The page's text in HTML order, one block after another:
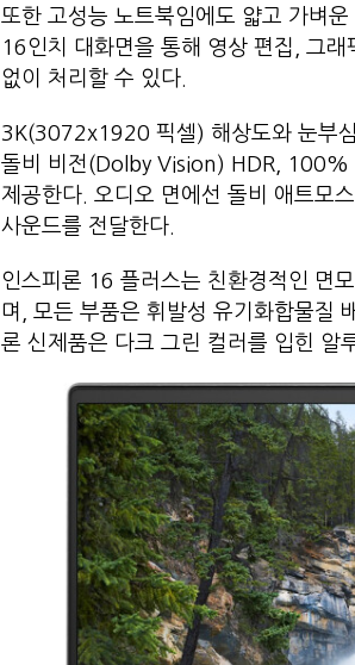
또한 고성능 노트북임에도 얇고 가벼
16인치 대화면을 통해 영상 편집, 그
없이 처리할 수 있다.
3K(3072x1920 픽셀) 해상도와 눈부
돌비 비전(Dolby Vision) HDR, 100%
제공한다. 오디오 면에선 돌비 애트모
사운드를 전달한다.
인스피론 16 플러스는 친환경적인 면
며, 모든 부품은 휘발성 유기화합물질
론 신제품은 다크 그린 컬러를 입힌